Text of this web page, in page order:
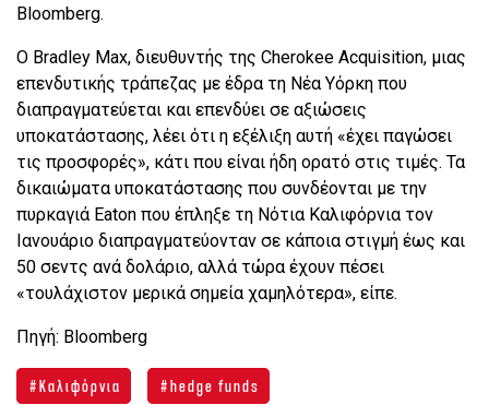
Bloomberg.
Ο Bradley Max, διευθυντής της Cherokee Acquisition, μιας
επενδυτικής τράπεζας με έδρα τη Νέα Υόρκη που
διαπραγματεύεται και επενδύει σε αξιώσεις
υποκατάστασης, λέει ότι η εξέλιξη αυτή «έχει παγώσει
τις προσφορές», κάτι που είναι ήδη ορατό στις τιμές. Τα
δικαιώματα υποκατάστασης που συνδέονται με την
πυρκαγιά Eaton που έπληξε τη Νότια Καλιφόρνια τον
Ιανουάριο διαπραγματεύονταν σε κάποια στιγμή έως και
50 σεντς ανά δολάριο, αλλά τώρα έχουν πέσει
«τουλάχιστον μερικά σημεία χαμηλότερα», είπε.
Πηγή: Bloomberg
Καλιφόρνια hedge funds